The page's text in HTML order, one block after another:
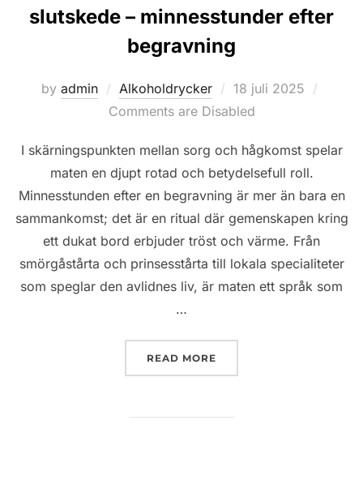
slutskede – minnesstunder efter
begravning
by admin Alkoholdrycker
Posted
on
18 juli 2025
Comments are Disabled
I skärningspunkten mellan sorg och hågkomst spelar
maten en djupt rotad och betydelsefull roll.
Minnesstunden efter en begravning är mer än bara en
sammankomst; det är en ritual där gemenskapen kring
ett dukat bord erbjuder tröst och värme. Från
smörgåstårta och prinsesstårta till lokala specialiteter
som speglar den avlidnes liv, är maten ett språk som
…
READ MORE